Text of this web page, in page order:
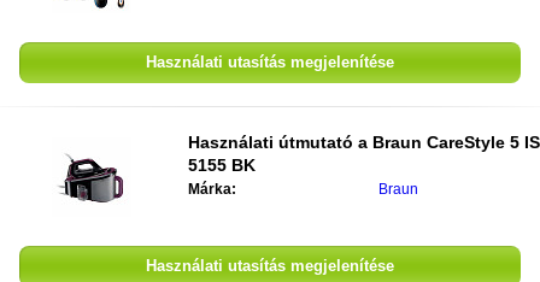
Használati utasítás megjelenítése
Használati útmutató a Braun CareStyle 5 IS
5155 BK
Márka: Braun
Használati utasítás megjelenítése